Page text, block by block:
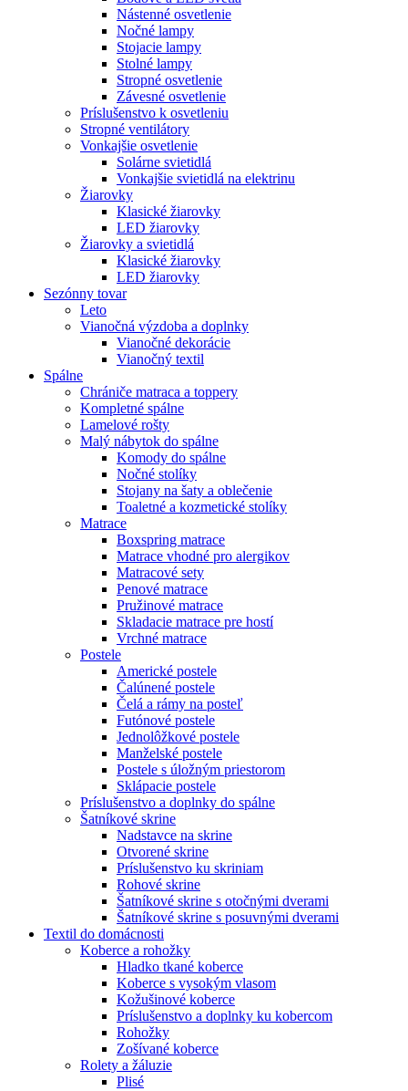
Nástenné osvetlenie
Nočné lampy
Stojacie lampy
Stolné lampy
Stropné osvetlenie
Závesné osvetlenie
Príslušenstvo k osvetleniu
Stropné ventilátory
Vonkajšie osvetlenie
Solárne svietidlá
Vonkajšie svietidlá na elektrinu
Žiarovky
Klasické žiarovky
LED žiarovky
Žiarovky a svietidlá
Klasické žiarovky
LED žiarovky
Sezónny tovar
Leto
Vianočná výzdoba a doplnky
Vianočné dekorácie
Vianočný textil
Spálne
Chrániče matraca a toppery
Kompletné spálne
Lamelové rošty
Malý nábytok do spálne
Komody do spálne
Nočné stolíky
Stojany na šaty a oblečenie
Toaletné a kozmetické stolíky
Matrace
Boxspring matrace
Matrace vhodné pro alergikov
Matracové sety
Penové matrace
Pružinové matrace
Skladacie matrace pre hostí
Vrchné matrace
Postele
Americké postele
Čalúnené postele
Čelá a rámy na posteľ
Futónové postele
Jednolôžkové postele
Manželské postele
Postele s úložným priestorom
Sklápacie postele
Príslušenstvo a doplnky do spálne
Šatníkové skrine
Nadstavce na skrine
Otvorené skrine
Príslušenstvo ku skriniam
Rohové skrine
Šatníkové skrine s otočnými dverami
Šatníkové skrine s posuvnými dverami
Textil do domácnosti
Koberce a rohožky
Hladko tkané koberce
Koberce s vysokým vlasom
Kožušinové koberce
Príslušenstvo a doplnky ku kobercom
Rohožky
Zošívané koberce
Rolety a žáluzie
Plisé